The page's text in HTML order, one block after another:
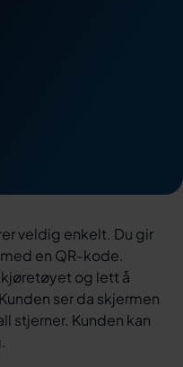
veldig enkelt. Du gir
en QR-kode.
og lett å
ser da skjermen
stjerner. Kunden kan